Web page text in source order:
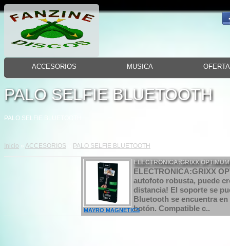
ACCESORIOS MUSICA
PALO SELFIE BLUETOOTH
PALO SELFIE BLUETOOTH
Inicio » ACCESORIOS PALO SELFIE BLUETOOTH
ELECTRONICA:GRIXX
ELECTRONICA:GRIXX
autofoto robusta, puede
distancia! El soporte se
Bluetooth se encuentra
botón. Compatible c..
MAYRO MAGNETICS